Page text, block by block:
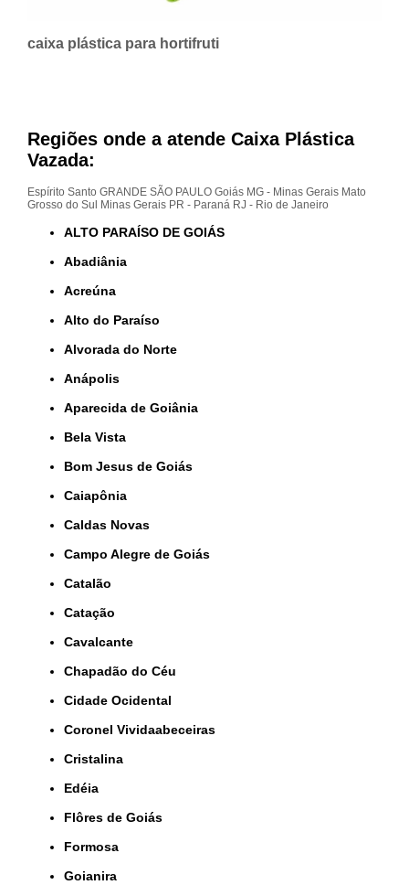
caixa plástica para hortifruti
Regiões onde a atende Caixa Plástica
Vazada:
Espírito Santo GRANDE SÃO PAULO Goiás MG - Minas Gerais Mato
Grosso do Sul
Minas Gerais PR - Paraná RJ - Rio de Janeiro
ALTO PARAÍSO DE GOIÁS
Abadiânia
Acreúna
Alto do Paraíso
Alvorada do Norte
Anápolis
Aparecida de Goiânia
Bela Vista
Bom Jesus de Goiás
Caiapônia
Caldas Novas
Campo Alegre de Goiás
Catalão
Catação
Cavalcante
Chapadão do Céu
Cidade Ocidental
Coronel Vividaabeceiras
Cristalina
Edéia
Flôres de Goiás
Formosa
Goianira